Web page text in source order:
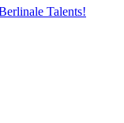
Talents!